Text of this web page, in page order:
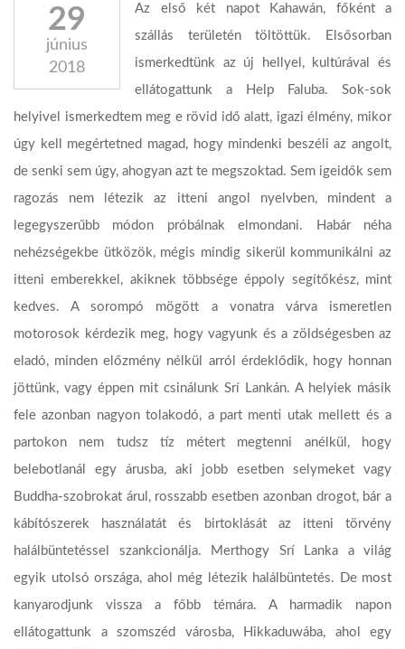
29
június
2018
Az első két napot Kahawán, főként a
szállás területén töltöttük. Elsősorban
ismerkedtünk az új hellyel, kultúrával és
ellátogattunk a Help Faluba. Sok-sok
helyivel ismerkedtem meg e rövid idő alatt, igazi élmény, mikor
úgy kell megértetned magad, hogy mindenki beszéli az angolt,
de senki sem úgy, ahogyan azt te megszoktad. Sem igeidők sem
ragozás nem létezik az itteni angol nyelvben, mindent a
legegyszerűbb módon próbálnak elmondani. Habár néha
nehézségekbe ütközök, mégis mindig sikerül kommunikálni az
itteni emberekkel, akiknek többsége éppoly segítőkész, mint
kedves. A sorompó mögött a vonatra várva ismeretlen
motorosok kérdezik meg, hogy vagyunk és a zöldségesben az
eladó, minden előzmény nélkül arról érdeklődik, hogy honnan
jöttünk, vagy éppen mit csinálunk Srí Lankán. A helyiek másik
fele azonban nagyon tolakodó, a part menti utak mellett és a
partokon nem tudsz tíz métert megtenni anélkül, hogy
belebotlanál egy árusba, aki jobb esetben selymeket vagy
Buddha-szobrokat árul, rosszabb esetben azonban drogot, bár a
kábítószerek használatát és birtoklását az itteni törvény
halálbüntetéssel szankcionálja. Merthogy Srí Lanka a világ
egyik utolsó országa, ahol még létezik halálbüntetés. De most
kanyarodjunk vissza a főbb témára. A harmadik napon
ellátogattunk a szomszéd városba, Hikkaduwába, ahol egy